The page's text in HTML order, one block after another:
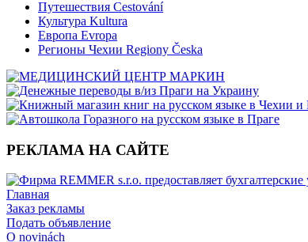
Путешествия Cestování
Культура Kultura
Европа Evropa
Регионы Чехии Regiony Česka
РЕКЛАМА НА САЙТЕ
Главная
Заказ рекламы
Подать объявление
O novinách